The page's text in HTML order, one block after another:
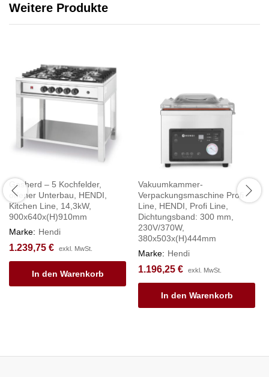
Weitere Produkte
Gasherd – 5 Kochfelder,
offener Unterbau, HENDI,
Kitchen Line, 14,3kW,
900x640x(H)910mm
Marke: Hendi
1.239,75 € exkl. MwSt.
In den Warenkorb
Vakuumkammer-
Verpackungsmaschine Profi
Line, HENDI, Profi Line,
Dichtungsband: 300 mm,
230V/370W,
380x503x(H)444mm
Marke: Hendi
1.196,25 € exkl. MwSt.
In den Warenkorb